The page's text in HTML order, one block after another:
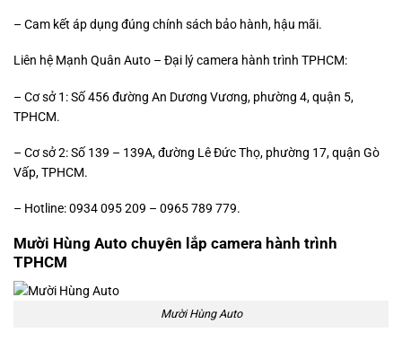
– Cam kết áp dụng đúng chính sách bảo hành, hậu mãi.
Liên hệ Mạnh Quân Auto – Đại lý camera hành trình TPHCM:
– Cơ sở 1: Số 456 đường An Dương Vương, phường 4, quận 5,
TPHCM.
– Cơ sở 2: Số 139 – 139A, đường Lê Đức Thọ, phường 17, quận Gò
Vấp, TPHCM.
– Hotline: 0934 095 209 – 0965 789 779.
Mười Hùng Auto chuyên lắp camera hành trình
TPHCM
Mười Hùng Auto